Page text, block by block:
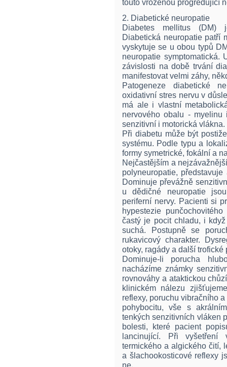
touto vrozenou progredující
2. Diabetické neuropatie
Diabetes mellitus (DM)
Diabetická neuropatie patří
vyskytuje se u obou typů
neuropatie symptomatická.
závislosti na době trvání
manifestovat velmi záhy,
Patogeneze diabetické
oxidativní stres nervu v
má ale i vlastní
nervového obalu -
senzitivní i motorická vlákna.
Při diabetu může být
systému. Podle typu a
formy symetrické, fokální a
Nejčastějším a
polyneuropatie,
Dominuje převážně
u dědičné neuropatie
periferní nervy. Pacienti si
hypestezie
častý je pocit chladu, i
suchá. Postupně se
rukavicový charakter.
otoky, ragády a další trofické
Dominuje-li porucha
nacházíme známky
rovnováhy a ataktickou
klinickém nálezu
reflexy, poruchu vibračního
pohybocitu, vše s
tenkých senzitivních vláken
bolesti, které pacient
lancinující. Při vyšetření
termického a algického čití,
a šlachookosticové reflexy
ne.